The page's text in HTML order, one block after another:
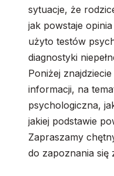
sytuacje, że
jak powstaje
użyto testów
diagnostyki
Poniżej
informacji, na
psychologiczna,
jakiej podstawie
Zapraszamy
do zapoznania się